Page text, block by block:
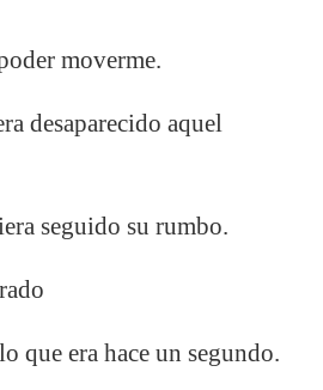
moverme.
desaparecido aquel
seguido su rumbo.
que era hace un segundo.